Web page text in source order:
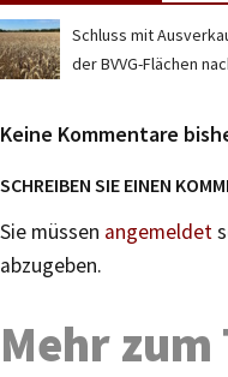
Schluss mit
der BVVG-Flächen
Keine Kommentare
SCHREIBEN SIE EINEN
Sie müssen angemeldet
abzugeben.
Mehr zum